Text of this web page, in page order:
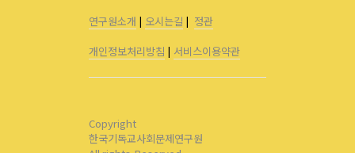
연구원소개 | 오시는길 | 정관
개인정보처리방침 | 서비스이용약관
Copyright
한국기독교사회문제연구원